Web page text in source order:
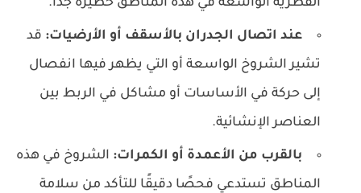
القطرية الواسعة في هذه المناطق خطيرة جدًا.
عند اتصال الجدران بالأسقف أو الأرضيات: قد
تشير الشروخ الواسعة أو التي يظهر فيها انفصال
إلى حركة في الأساسات أو مشاكل في الربط بين
العناصر الإنشائية.
بالقرب من الأعمدة أو الكمرات: الشروخ في هذه
المناطق تستدعي فحصًا دقيقًا للتأكد من سلامة